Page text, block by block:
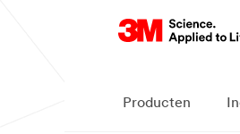
Producten